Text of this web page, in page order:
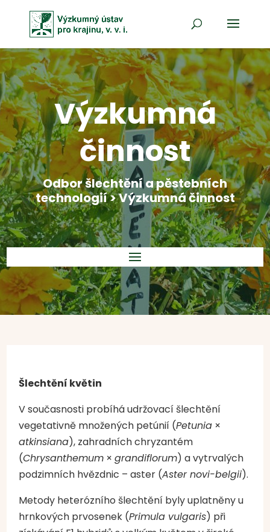
Výzkumná
činnost
Odbor šlechtění a pěstebních
technologií > Výzkumná činnost
Šlechtění květin
V současnosti probíhá udržovací šlechtění
vegetativně množených petúnií (Petunia ×
atkinsiana), zahradních chryzantém
(Chrysanthemum ×grandiflorum) a vytrvalých
podzimních hvězdnic – aster (Aster novi-belgii).
Metody heterózního šlechtění byly uplatněny u
hrnkových prvosenek (Primula vulgaris) při